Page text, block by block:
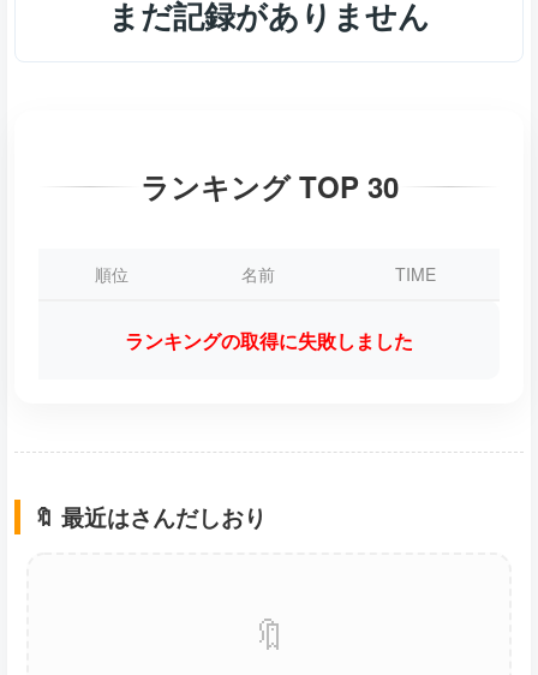
まだ記録がありません
ランキング TOP 30
順位 名前 TIME
ランキングの取得に失敗しました
🔖 最近はさんだしおり
🔖